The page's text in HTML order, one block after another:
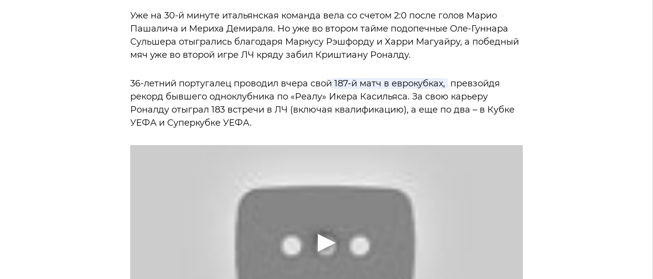
Уже на 30-й минуте итальянская команда вела со счетом 2:0 после голов Марио
Пашалича и Мериха Демираля. Но уже во втором тайме подопечные Оле-Гуннара
Сульшера отыгрались благодаря Маркусу Рэшфорду и Харри Магуайру, а победный
мяч уже во второй игре ЛЧ кряду забил Криштиану Роналду.
36-летний португалец проводил вчера свой 187-й матч в еврокубках, превзойдя
рекорд бывшего одноклубника по «Реалу» Икера Касильяса. За свою карьеру
Роналду отыграл 183 встречи в ЛЧ (включая квалификацию), а еще по два – в Кубке
УЕФА и Суперкубке УЕФА.